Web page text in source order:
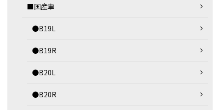
■国産車
●B19L
●B19R
●B20L
●B20R